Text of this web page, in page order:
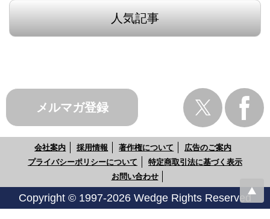
人気記事
メルマガ登録
会社案内 採用情報 著作権について
広告のご案内
プライバシーポリシーについて
特定商取引法に基づく表示
お問い合わせ
Copyright © 1997-2026 Wedge Rights Reserved